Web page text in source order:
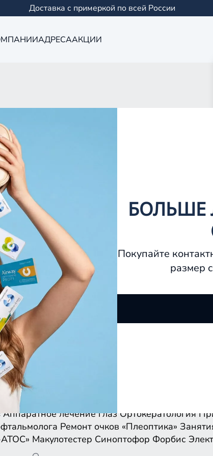
Доставка с примеркой по всей России
АДРЕСААКЦИИ
в
в Казани и
Аппаратное лечение глаз
Ремонт очков «Плеоптика»
Макулотестер
Аппаратное лечение глаз Ортокератология
Ремонт очков «Плеоптика»
Макулотестер Синоптофор Форбис
БОЛЬШЕ
Покупайте
размер